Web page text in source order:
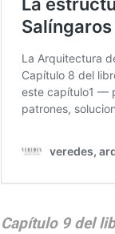
Capítulo 9 del